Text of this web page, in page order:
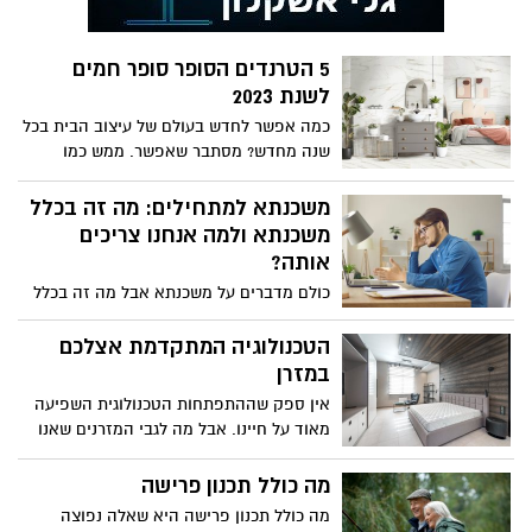
עסקת מקרקעין ובין היתר: בעת מכירת דירה,
בעת קניית דירה חדשה או יד שנייה,
דירה. כמובן, שבכדי שעורך הדין אכן יענה על
הציפיות ממנו וניתן יהיה להיות שקטים
כשהוא לצידכם, קיימת חשיבות גבוהה לבחור
את אותו עורך דין בתבונה. להלן מספר טיפים
מנצחים אשר יסייעו לכם בביצוע של אותה
הבחירה:
5 הטרנדים הסופר סופר חמים
לשנת 2023
כמה אפשר לחדש בעולם של עיצוב הבית בכל
שנה מחדש? מסתבר שאפשר. ממש כמו
שבכל שנה נבחר צבע שיוביל באותה השנה
בתחום העיצוב, כך גם טרנדים, לפחות חלק
מהם, נוטים לחזור בדרכים שונות ובעיצובים
מפתיעים ולעצב לנו מחדש את הבית. אילו
לגלות חמישה מהם:
משכנתא למתחילים: מה זה בכלל
משכנתא ולמה אנחנו צריכים
אותה?
כולם מדברים על משכנתא אבל מה זה בכלל
ולמה אנחנו צריכים אותה?
הטכנולוגיה המתקדמת אצלכם
במזרן
אין ספק שההתפתחות הטכנולוגית השפיעה
מאוד על חיינו. אבל מה לגבי המזרנים שאנו
ישנים עליהם? חשבתם פעם על איזה שינוי
עברו המזרנים? כמה פיתוחים, כמה מחשבה
מה כולל תכנון פרישה
מה כולל תכנון פרישה היא שאלה נפוצה